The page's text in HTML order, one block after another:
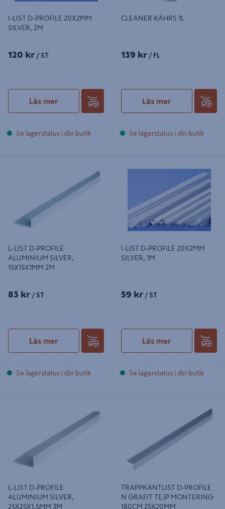
I-LIST D-PROFILE 20X2MM
SILVER, 2M
120 kr / ST
Läs mer
Se lagerstatus i din butik
CLEANER KÄHRS 1L
139 kr / FL
Läs mer
Se lagerstatus i din butik
L-LIST D-PROFILE
ALUMINIUM SILVER,
15X15X1MM 2M
83 kr / ST
Läs mer
Se lagerstatus i din butik
I-LIST D-PROFILE 20X2MM
SILVER, 1M
59 kr / ST
Läs mer
Se lagerstatus i din butik
L-LIST D-PROFILE
ALUMINIUM SILVER,
25X25X1.5MM 3M
GRAFIT TEJP MONTERING 180CM
TRAPPKANTLIST D-PROFILE
N GRAFIT TEJP MONTERING
180CM 25X20MM